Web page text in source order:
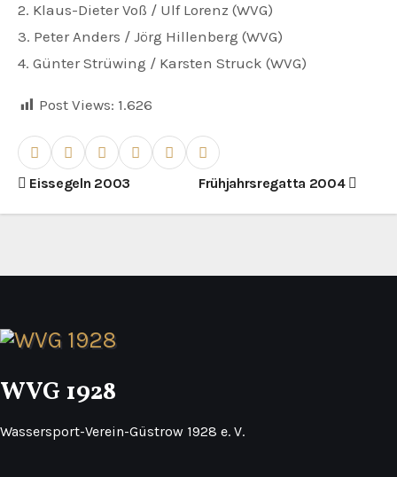
2. Klaus-Dieter Voß / Ulf Lorenz (WVG)
3. Peter Anders / Jörg Hillenberg (WVG)
4. Günter Strüwing / Karsten Struck (WVG)
Post Views: 1.626
B
e
r
g
s
Eissegeln 2003 Frühjahrsregatta 2004
WVG 1928
Wassersport-Verein-Güstrow 1928 e. V.